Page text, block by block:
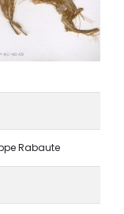
Rabaute